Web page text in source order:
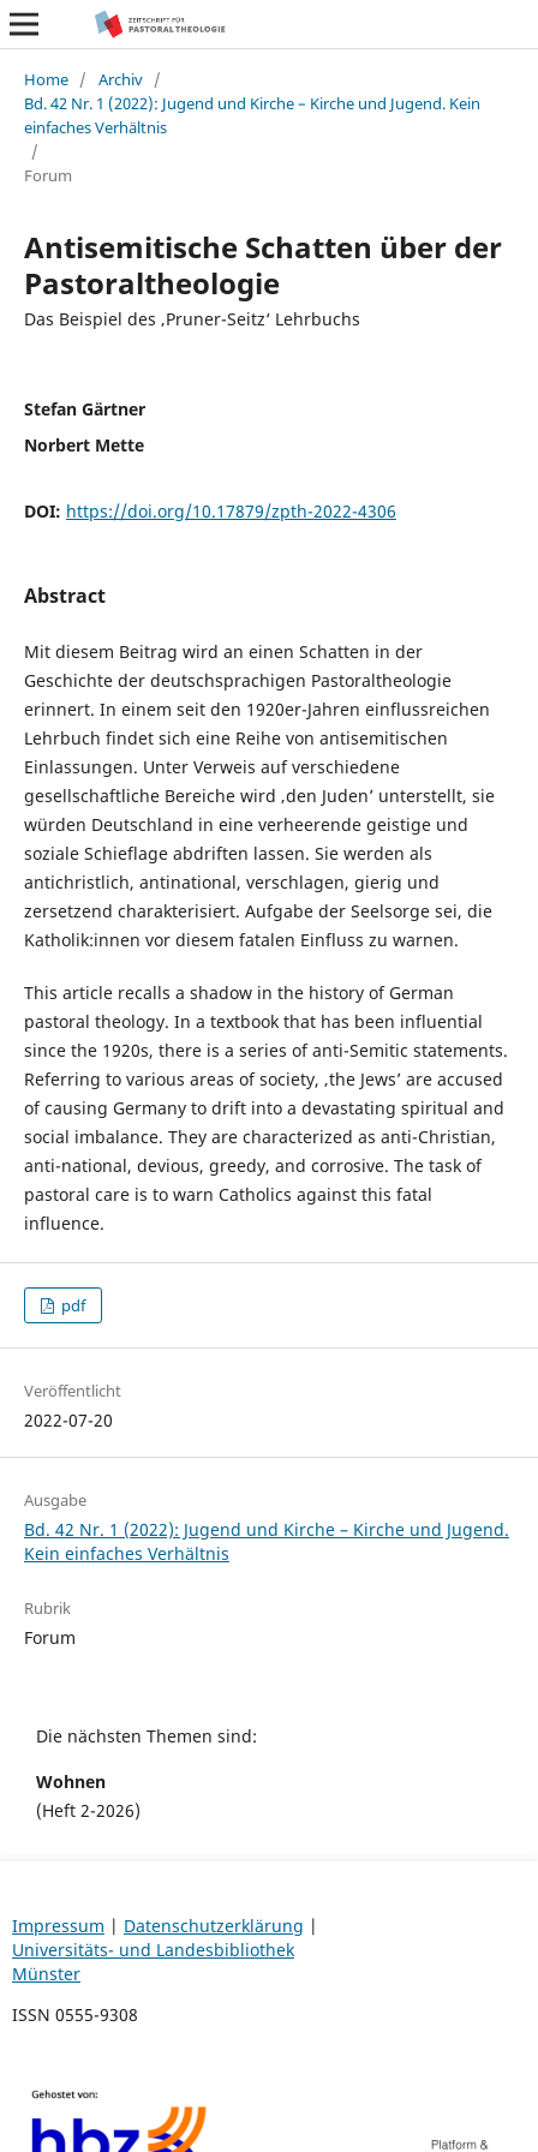
Home / Archiv /
Bd. 42 Nr. 1 (2022): Jugend und Kirche – Kirche und Jugend. Kein
einfaches Verhältnis
/
Forum
Antisemitische Schatten über der
Pastoraltheologie
Das Beispiel des ‚Pruner-Seitz‘ Lehrbuchs
Stefan Gärtner
Norbert Mette
DOI: https://doi.org/10.17879/zpth-2022-4306
Abstract
Mit diesem Beitrag wird an einen Schatten in der
Geschichte der deutschsprachigen Pastoraltheologie
erinnert. In einem seit den 1920er-Jahren einflussreichen
Lehrbuch findet sich eine Reihe von antisemitischen
Einlassungen. Unter Verweis auf verschiedene
gesellschaftliche Bereiche wird ‚den Juden’ unterstellt, sie
würden Deutschland in eine verheerende geistige und
soziale Schieflage abdriften lassen. Sie werden als
antichristlich, antinational, verschlagen, gierig und
zersetzend charakterisiert. Aufgabe der Seelsorge sei, die
Katholik:innen vor diesem fatalen Einfluss zu warnen.
This article recalls a shadow in the history of German
pastoral theology. In a textbook that has been influential
since the 1920s, there is a series of anti-Semitic statements.
Referring to various areas of society, ‚the Jews’ are accused
of causing Germany to drift into a devastating spiritual and
social imbalance. They are characterized as anti-Christian,
anti-national, devious, greedy, and corrosive. The task of
pastoral care is to warn Catholics against this fatal
influence.
pdf
Veröffentlicht
2022-07-20
Ausgabe
Bd. 42 Nr. 1 (2022): Jugend und Kirche – Kirche und Jugend.
Kein einfaches Verhältnis
Rubrik
Forum
Die nächsten Themen sind:
Wohnen
(Heft 2-2026)
Impressum | Datenschutzerklärung |
Universitäts- und Landesbibliothek
Münster
ISSN 0555-9308